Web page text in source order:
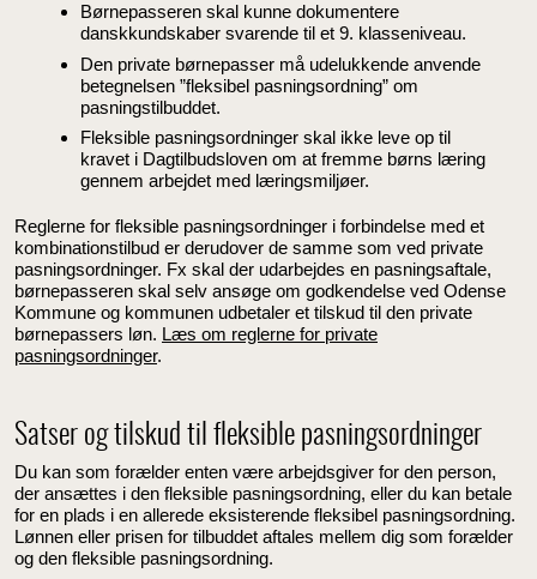
Børnepasseren skal kunne dokumentere
danskkundskaber svarende til et 9. klasseniveau.
Den private børnepasser må udelukkende anvende
betegnelsen ”fleksibel pasningsordning” om
pasningstilbuddet.
Fleksible pasningsordninger skal ikke leve op til
kravet i Dagtilbudsloven om at fremme børns læring
gennem arbejdet med læringsmiljøer.
Reglerne for fleksible pasningsordninger i forbindelse med et
kombinationstilbud er derudover de samme som ved private
pasningsordninger. Fx skal der udarbejdes en pasningsaftale,
børnepasseren skal selv ansøge om godkendelse ved Odense
Kommune og kommunen udbetaler et tilskud til den private
børnepassers løn. Læs om reglerne for private
pasningsordninger.
Satser og tilskud til fleksible pasningsordninger
Du kan som forælder enten være arbejdsgiver for den person,
der ansættes i den fleksible pasningsordning, eller du kan betale
for en plads i en allerede eksisterende fleksibel pasningsordning.
Lønnen eller prisen for tilbuddet aftales mellem dig som forælder
og den fleksible pasningsordning.